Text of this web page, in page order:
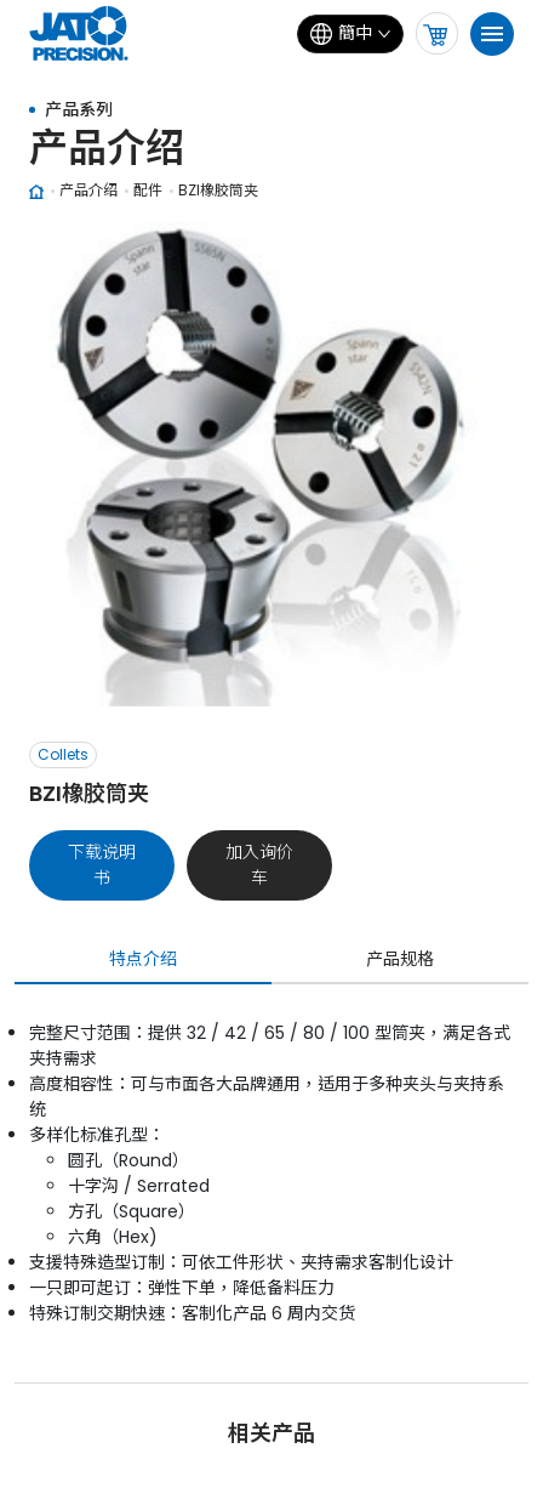
簡中
产品系列
产品介绍
产品介绍 配件 BZI橡胶筒夹
Collets
BZI橡胶筒夹
下载说明
书
加入询价
车
特点介绍 产品规格
完整尺寸范围：提供 32 / 42 / 65 / 80 / 100 型筒夹，满足各式
夹持需求
高度相容性：可与市面各大品牌通用，适用于多种夹头与夹持系
统
多样化标准孔型：
圆孔（Round）
十字沟 / Serrated
方孔（Square）
六角（Hex)
支援特殊造型订制：可依工件形状、夹持需求客制化设计
一只即可起订：弹性下单，降低备料压力
特殊订制交期快速：客制化产品 6 周内交货
相关产品